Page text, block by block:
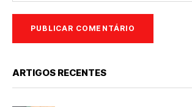
ARTIGOS RECENTES